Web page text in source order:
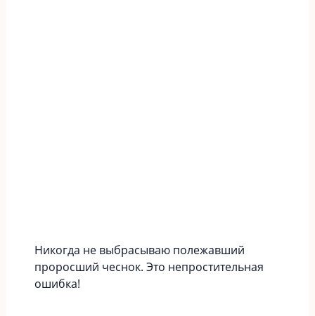
Никогда не выбрасываю полежавший
проросший чеснок. Это непростительная
ошибка!